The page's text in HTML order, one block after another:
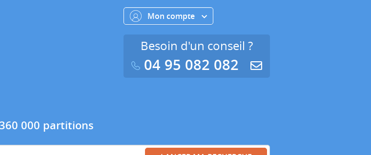
000 partitions
Mon compte
Besoin d'un conseil ?
04 95 082 082